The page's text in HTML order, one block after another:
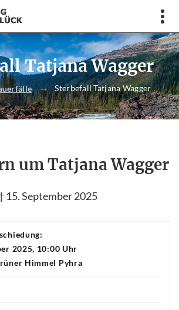
Tatjana Wagger
Sterbefall Tatjana Wagger
um Tatjana Wagger
15. September 2025
2025, 10:00 Uhr
Himmel Pyhra